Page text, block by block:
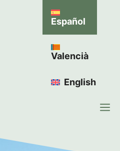
Español
Valencià
English